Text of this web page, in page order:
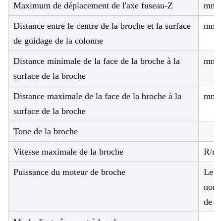
Maximum de déplacement de l'axe fuseau-Z mm
Distance entre le centre de la broche et la surface
de guidage de la colonne
mm
Distance minimale de la face de la broche à la
surface de la broche
mm
Distance maximale de la face de la broche à la
surface de la broche
mm
Tone de la broche
Vitesse maximale de la broche R/
Puissance du moteur de broche
Le
de